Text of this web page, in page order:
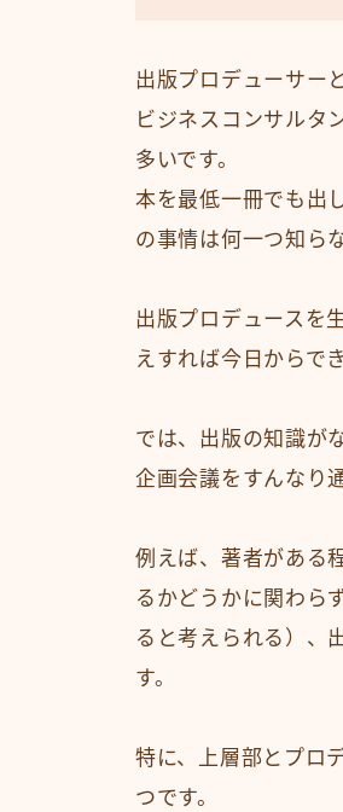
出版プロデューサー
ビジネスコンサルタ
多いです。
本を最低一冊でも出
の事情は何一つ知ら
出版プロデュースを
えすれば今日からでき
では、出版の知識が
企画会議をすんなり
例えば、著者がある
るかどうかに関わら
ると考えられる）、
す。
特に、上層部とプロ
つです。